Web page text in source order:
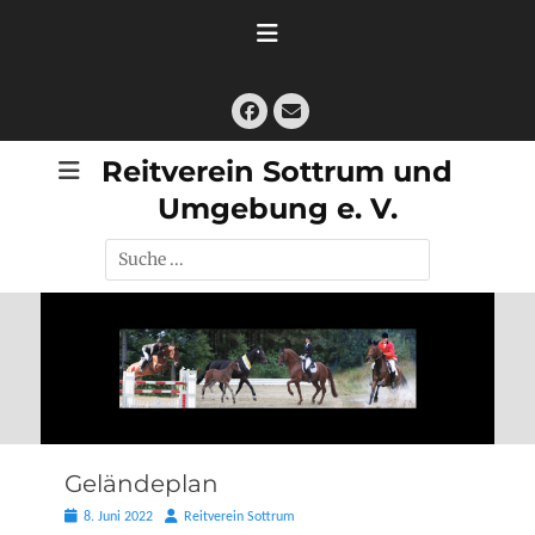
Facebook
E-
Mail
Reitverein Sottrum und
Umgebung e. V.
Suche
nach:
Geländeplan
Posted8. Juni 2022 AutorReitverein Sottrum